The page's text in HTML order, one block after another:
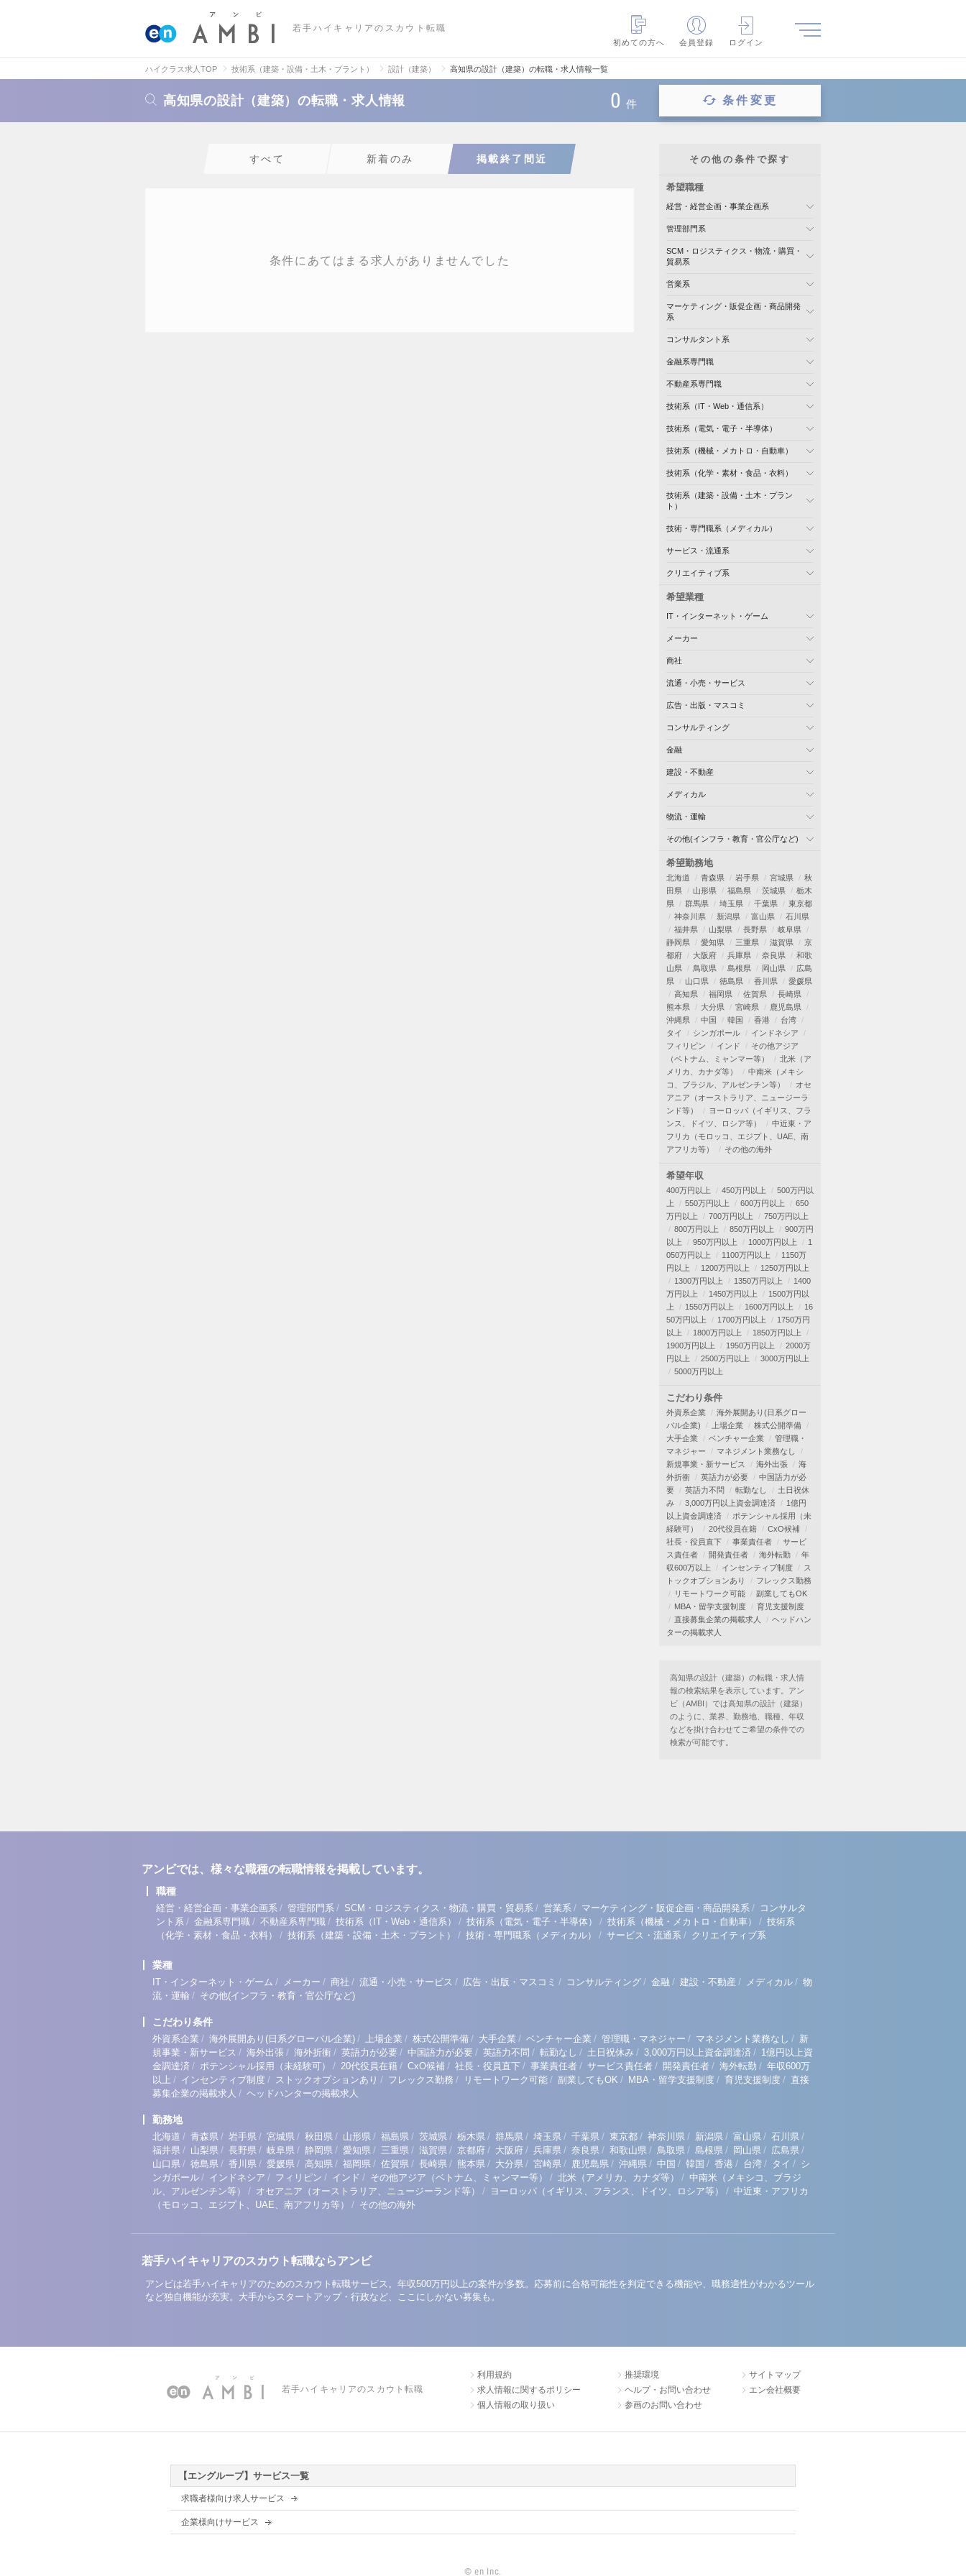
若手ハイキャリアのスカウト転職
初めての方へ
会員登録 ログイン
ハイクラス求人TOP 技術系（建築・設備・土木・プラント） 設計（建築） 高知県の設計（建築）の転職・求人情報一覧
高知県の設計（建築）の転職・求人情報 0 件 条件変更
すべて 新着のみ 掲載終了間近
条件にあてはまる求人がありませんでした
その他の条件で探す
希望職種
経営・経営企画・事業企画系
管理部門系
SCM・ロジスティクス・物流・購買・
貿易系
営業系
マーケティング・販促企画・商品開発
系
コンサルタント系
金融系専門職
不動産系専門職
技術系（IT・Web・通信系）
技術系（電気・電子・半導体）
技術系（機械・メカトロ・自動車）
技術系（化学・素材・食品・衣料）
技術系（建築・設備・土木・プラン
ト）
技術・専門職系（メディカル）
サービス・流通系
クリエイティブ系
希望業種
IT・インターネット・ゲーム
メーカー
商社
流通・小売・サービス
広告・出版・マスコミ
コンサルティング
金融
建設・不動産
メディカル
物流・運輸
その他(インフラ・教育・官公庁など)
希望勤務地
北海道 青森県 岩手県 宮城県
秋
田県
山形県 福島県 茨城県
栃木
県
群馬県 埼玉県 千葉県
東京都
神奈川県
新潟県 富山県
石川県
福井県
山梨県 長野県
岐阜県
静岡県
愛知県 三重県 滋賀県
京
都府
大阪府 兵庫県 奈良県
和歌
山県
鳥取県 島根県 岡山県
広島
県
山口県 徳島県 香川県
愛媛県
高知県
福岡県 佐賀県
長崎県
熊本県
大分県 宮崎県
鹿児島県
沖縄県
中国 韓国 香港
台湾
タイ
シンガポール
インドネシア
フィリピン
インド
その他アジア
（ベトナム、ミャンマー等）
北米（ア
メリカ、カナダ等）
中南米（メキシ
コ、ブラジル、アルゼンチン等）
オセ
アニア（オーストラリア、ニュージーラ
ンド等）
ヨーロッパ（イギリス、フラ
ンス、ドイツ、ロシア等）
中近東・ア
フリカ（モロッコ、エジプト、UAE、南
アフリカ等）
その他の海外
希望年収
400万円以上 450万円以上
500万円以
上
550万円以上 600万円以上
650
万円以上
700万円以上
750万円以上
800万円以上
850万円以上
900万円
以上
950万円以上 1000万円以上
1
050万円以上
1100万円以上
1150万
円以上
1200万円以上
1250万円以上
1300万円以上
1350万円以上
1400
万円以上
1450万円以上
1500万円以
上
1550万円以上 1600万円以上
16
50万円以上
1700万円以上
1750万円
以上
1800万円以上
1850万円以上
1900万円以上
1950万円以上
2000万
円以上
2500万円以上
3000万円以上
5000万円以上
こだわり条件
外資系企業
海外展開あり(日系グロー
バル企業)
上場企業
株式公開準備
大手企業
ベンチャー企業
管理職・
マネジャー
マネジメント業務なし
新規事業・新サービス
海外出張
海
外折衝
英語力が必要
中国語力が必
要
英語力不問 転勤なし
土日祝休
み
3,000万円以上資金調達済
1億円
以上資金調達済
ポテンシャル採用（未
経験可）
20代役員在籍
CxO候補
社長・役員直下
事業責任者
サービ
ス責任者
開発責任者 海外転勤
年
収600万以上
インセンティブ制度
ス
トックオプションあり
フレックス勤務
リモートワーク可能
副業してもOK
MBA・留学支援制度
育児支援制度
直接募集企業の掲載求人
ヘッドハン
ターの掲載求人
高知県の設計（建築）の転職・求人情
報の検索結果を表示しています。アン
ビ（AMBI）では高知県の設計（建築）
のように、業界、勤務地、職種、年収
などを掛け合わせてご希望の条件での
検索が可能です。
アンビでは、様々な職種の転職情報を掲載しています。
職種
経営・経営企画・事業企画系 / 管理部門系 / SCM・ロジスティクス・物流・購買・貿易系 / 営業系 / マーケティング・販促企画・商品開発系 / コンサルタ
ント系 / 金融系専門職 / 不動産系専門職 / 技術系（IT・Web・通信系） / 技術系（電気・電子・半導体） / 技術系（機械・メカトロ・自動車） / 技術系
（化学・素材・食品・衣料）
/ 技術系（建築・設備・土木・プラント） / 技術・専門職系（メディカル） / サービス・流通系 / クリエイティブ系
業種
IT・インターネット・ゲーム / メーカー / 商社 / 流通・小売・サービス / 広告・出版・マスコミ / コンサルティング / 金融 / 建設・不動産 / メディカル / 物
流・運輸 / その他(インフラ・教育・官公庁など)
こだわり条件
外資系企業 / 海外展開あり(日系グローバル企業) / 上場企業 / 株式公開準備 / 大手企業 / ベンチャー企業 / 管理職・マネジャー / マネジメント業務なし / 新
規事業・新サービス / 海外出張 / 海外折衝 / 英語力が必要 / 中国語力が必要 / 英語力不問 / 転勤なし / 土日祝休み / 3,000万円以上資金調達済 / 1億円以上資
金調達済 / ポテンシャル採用（未経験可） / 20代役員在籍 / CxO候補 / 社長・役員直下 / 事業責任者 / サービス責任者 / 開発責任者 / 海外転勤 / 年収600万
以上 / インセンティブ制度 / ストックオプションあり / フレックス勤務 / リモートワーク可能 / 副業してもOK / MBA・留学支援制度 / 育児支援制度 / 直接
募集企業の掲載求人 / ヘッドハンターの掲載求人
勤務地
北海道 / 青森県 / 岩手県 / 宮城県 / 秋田県 / 山形県 / 福島県 / 茨城県 / 栃木県 / 群馬県 / 埼玉県 / 千葉県 / 東京都 / 神奈川県 / 新潟県 / 富山県 / 石川県 /
福井県 / 山梨県 / 長野県 / 岐阜県 / 静岡県 / 愛知県 / 三重県 / 滋賀県 / 京都府 / 大阪府 / 兵庫県 / 奈良県 / 和歌山県 / 鳥取県 / 島根県 / 岡山県 / 広島県 /
山口県 / 徳島県 / 香川県 / 愛媛県 / 高知県 / 福岡県 / 佐賀県 / 長崎県 / 熊本県 / 大分県 / 宮崎県 / 鹿児島県 / 沖縄県 / 中国 / 韓国 / 香港 / 台湾 / タイ / シ
ンガポール / インドネシア / フィリピン / インド / その他アジア（ベトナム、ミャンマー等） / 北米（アメリカ、カナダ等） / 中南米（メキシコ、ブラジ
ル、アルゼンチン等）
/ オセアニア（オーストラリア、ニュージーランド等） / ヨーロッパ（イギリス、フランス、ドイツ、ロシア等） / 中近東・アフリカ
（モロッコ、エジプト、UAE、南アフリカ等）
/ その他の海外
若手ハイキャリアのスカウト転職ならアンビ
アンビは若手ハイキャリアのためのスカウト転職サービス。年収500万円以上の案件が多数。応募前に合格可能性を判定できる機能や、職務適性がわかるツール
など独自機能が充実。大手からスタートアップ・行政など、ここにしかない募集も。
若手ハイキャリアのスカウト転職
利用規約
求人情報に関するポリシー
個人情報の取り扱い
推奨環境
ヘルプ・お問い合わせ
参画のお問い合わせ
サイトマップ
エン会社概要
【エングループ】サービス一覧
求職者様向け求人サービス
企業様向けサービス
© en Inc.